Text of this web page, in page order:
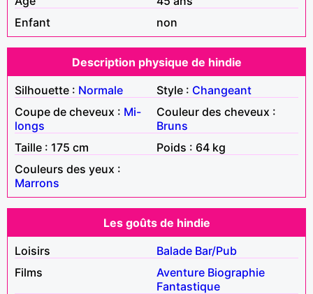
Enfant
non
Description physique de hindie
Silhouette : Normale Style : Changeant
Coupe de cheveux : Mi-
longs
Couleur des cheveux :
Bruns
Taille : 175 cm
Poids : 64 kg
Couleurs des yeux :
Marrons
Les goûts de hindie
Loisirs
Balade Bar/Pub
Films
Aventure Biographie
Fantastique